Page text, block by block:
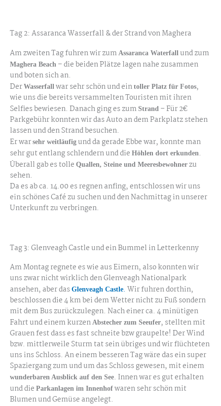
Tag 2: Assaranca Wasserfall & der Strand von Maghera
Am zweiten Tag fuhren wir zum Assaranca Waterfall und zum
Maghera Beach – die beiden Plätze lagen nahe zusammen
und boten sich an.
Der Wasserfall war sehr schön und ein toller Platz für Fotos,
wie uns die bereits versammelten Touristen mit ihren
Selfies bewiesen. Danach ging es zum Strand – Für 2€
Parkgebühr konnten wir das Auto an dem Parkplatz stehen
lassen und den Strand besuchen.
Er war sehr weitläufig und da gerade Ebbe war, konnte man
sehr gut entlang schlendern und die Höhlen dort erkunden.
Überall gab es tolle Quallen, Steine und Meeresbewohner zu
sehen.
Da es ab ca. 14.00 es regnen anfing, entschlossen wir uns
ein schönes Café zu suchen und den Nachmittag in unserer
Unterkunft zu verbringen.
Tag 3: Glenveagh Castle und ein Bummel in Letterkenny
Am Montag regnete es wie aus Eimern, also konnten wir
uns zwar nicht wirklich den Glenveagh Nationalpark
ansehen, aber das Glenveagh Castle. Wir fuhren dorthin,
beschlossen die 4 km bei dem Wetter nicht zu Fuß sondern
mit dem Bus zurückzulegen. Nach einer ca. 4 minütigen
Fahrt und einem kurzen Abstecher zum Seeufer, stellten mit
Grauen fest dass es fast schneite bzw graupelte! Der Wind
bzw. mittlerweile Sturm tat sein übriges und wir flüchteten
uns ins Schloss. An einem besseren Tag wäre das ein super
Spaziergang zum und um das Schloss gewesen, mit einem
wunderbaren Ausblick auf den See. Innen war es gut erhalten
und die Parkanlagen im Innenhof waren sehr schön mit
Blumen und Gemüse angelegt.